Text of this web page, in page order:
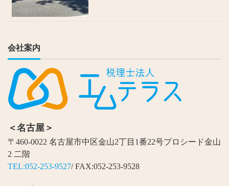
会社案内
＜名古屋＞
〒460-0022 名古屋市中区金山2丁目1番22号プロシード金山
2 二階
TEL:052-253-9527/ FAX:052-253-9528